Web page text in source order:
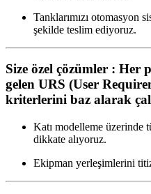
Tanklarımızı otomasyon
şekilde teslim ediyoruz.
Size özel çözümler : Her
gelen URS (User
kriterlerini baz alarak
Katı modelleme üzerinde
dikkate alıyoruz.
Ekipman yerleşimlerini